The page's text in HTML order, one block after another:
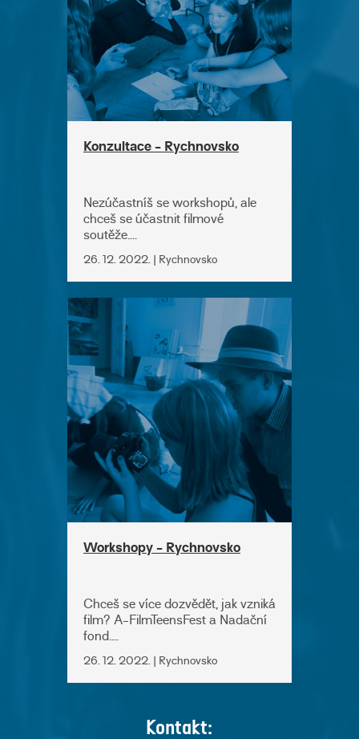
Konzultace - Rychnovsko
Nezúčastníš se workshopů, ale
chceš se účastnit filmové
soutěže....
26. 12. 2022. | Rychnovsko
Workshopy - Rychnovsko
Chceš se více dozvědět, jak vzniká
film? A-FilmTeensFest a Nadační
fond....
26. 12. 2022. | Rychnovsko
Kontakt: